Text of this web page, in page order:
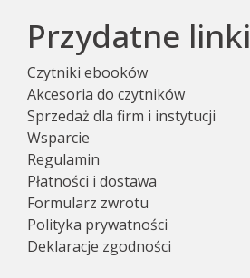
Przydatne linki
Czytniki ebooków
Akcesoria do czytników
Sprzedaż dla firm i instytucji
Wsparcie
Regulamin
Płatności i dostawa
Formularz zwrotu
Polityka prywatności
Deklaracje zgodności